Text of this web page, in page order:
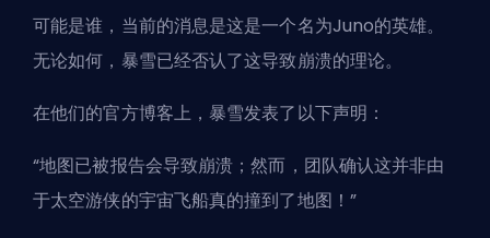
可能是谁，当前的消息是这是一个名为Juno的英雄。
无论如何，暴雪已经否认了这导致崩溃的理论。
在他们的官方博客上，暴雪发表了以下声明：
“地图已被报告会导致崩溃；然而，团队确认这并非由
于太空游侠的宇宙飞船真的撞到了地图！”